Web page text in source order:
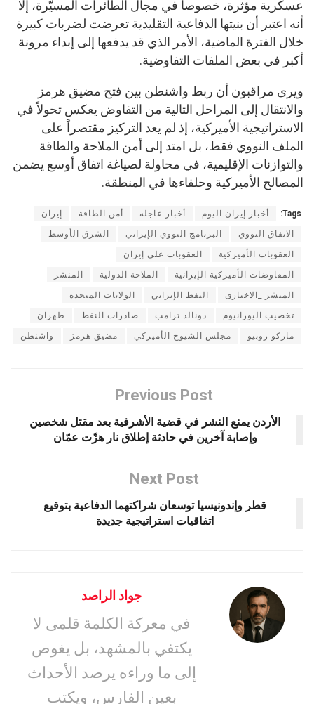
عسكرية مؤثرة، خصوصاً في مجال الطائرات المسيّرة، إلا
أنه اعتبر أن بنيتها الدفاعية التقليدية تعرضت لضربات كبيرة
خلال الفترة الماضية، الأمر الذي قد يدفعها إلى إبداء مرونة
أكبر في بعض الملفات التفاوضية.
ويرى مراقبون أن ربط واشنطن بين فتح مضيق هرمز
والانتقال إلى المراحل التالية من التفاوض يعكس تحولاً في
الاستراتيجية الأميركية، إذ لم يعد التركيز مقتصراً على
الملف النووي فقط، بل امتد إلى أمن الملاحة والطاقة
والتوازنات الإقليمية، في محاولة لصياغة اتفاق أوسع يضمن
المصالح الأميركية وحلفاءها في المنطقة.
Tags: أخبار إيران اليوم أخبار عاجله أمن الطاقة إيران
الاتفاق النووي البرنامج النووي الإيراني الشرق الأوسط
العقوبات الأميركية العقوبات على إيران
المفاوضات الأميركية الإيرانية الملاحة الدولية المنشر
المنشر _الاخبارى النفط الإيراني الولايات المتحدة
تخصيب اليورانيوم دونالد ترامب صادرات النفط طهران
ماركو روبيو مجلس الشيوخ الأميركي مضيق هرمز واشنطن
Previous Post
الأردن يمنع النشر في قضية الأشرفية بعد مقتل شخصين
وإصابة آخرين في حادثة إطلاق نار هزّت عمّان
Next Post
قطر وإندونيسيا توسعان شراكتهما الدفاعية بتوقيع
اتفاقيات استراتيجية جديدة
جواد الراصد
في معركة الكلمة قلمى لا
يكتفي بالمشهد، بل يغوص
إلى ما وراءه يرصد الأحداث
بعين الفارس، ويكتب